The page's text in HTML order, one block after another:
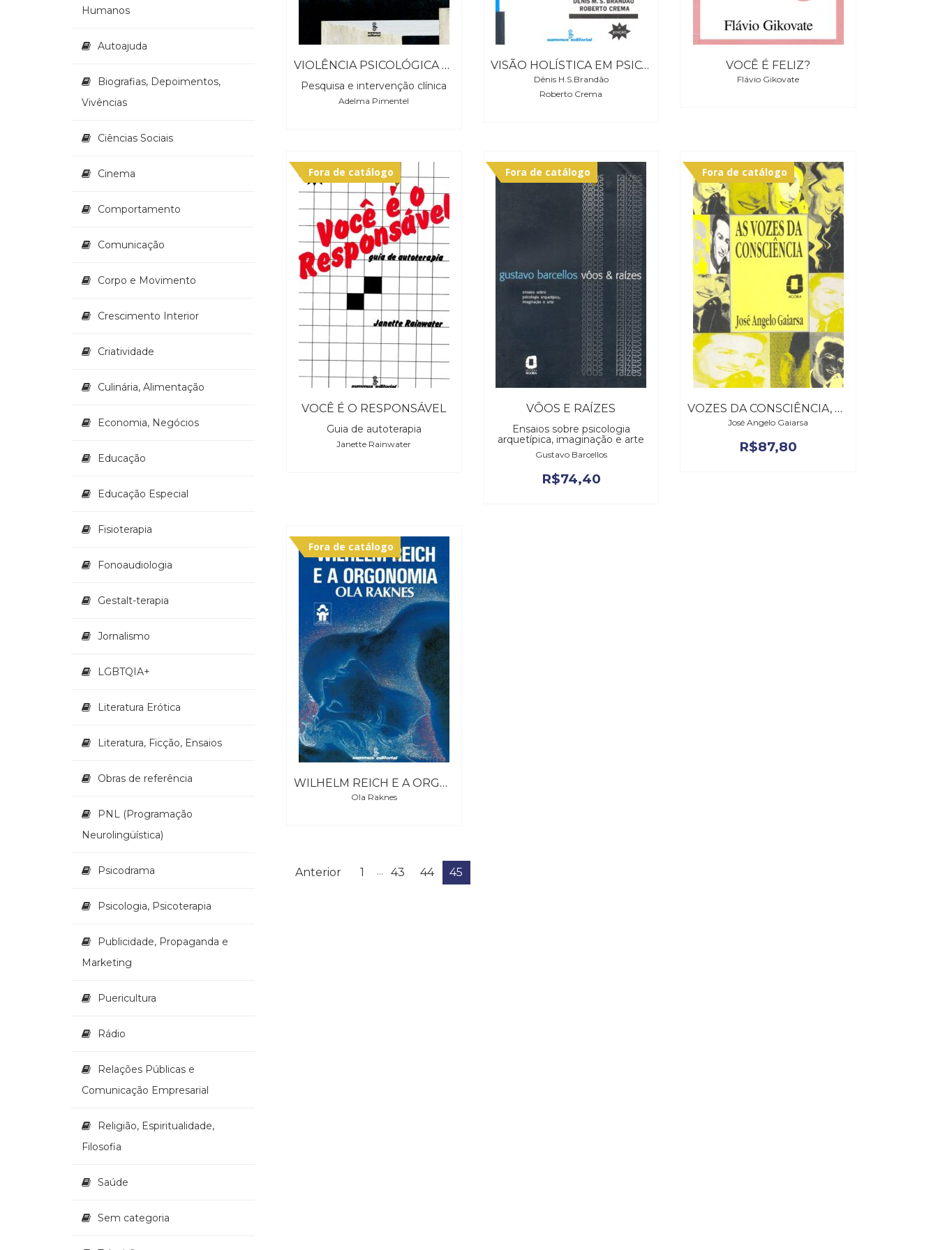
VIOLÊNCIA PSICOLÓGICA NAS RELAÇÕES CONJUGAIS
Pesquisa e intervenção clínica
Adelma Pimentel
VISÃO HOLÍSTICA EM PSICOLOGIA E EDUCAÇÃO
Dênis H.S.Brandão
Roberto Crema
VOCÊ É FELIZ?
Flávio Gikovate
Fora de catálogo
VOCÊ É O RESPONSÁVEL
Guia de autoterapia
Janette Rainwater
Fora de catálogo
VÔOS E RAÍZES
Ensaios sobre psicologia
arquetípica, imaginação e arte
Gustavo Barcellos
R$74,40
Fora de catálogo
VOZES DA CONSCIÊNCIA, AS
José Angelo Gaiarsa
R$87,80
Fora de catálogo
WILHELM REICH E A ORGONOMIA
Ola Raknes
Anterior 1 ... 43 44 45
Humanos
Autoajuda
Biografias, Depoimentos,
Vivências
Ciências Sociais
Cinema
Comportamento
Comunicação
Corpo e Movimento
Crescimento Interior
Criatividade
Culinária, Alimentação
Economia, Negócios
Educação
Educação Especial
Fisioterapia
Fonoaudiologia
Gestalt-terapia
Jornalismo
LGBTQIA+
Literatura Erótica
Literatura, Ficção, Ensaios
Obras de referência
PNL (Programação
Neurolingüística)
Psicodrama
Psicologia, Psicoterapia
Publicidade, Propaganda e
Marketing
Puericultura
Rádio
Relações Públicas e
Comunicação Empresarial
Religião, Espiritualidade,
Filosofia
Saúde
Sem categoria